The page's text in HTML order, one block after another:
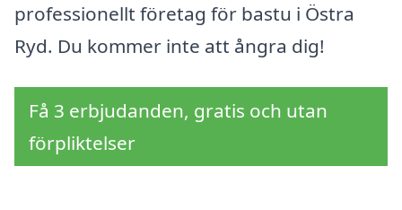
professionellt företag för bastu i Östra
Ryd. Du kommer inte att ångra dig!
Få 3 erbjudanden, gratis och utan
förpliktelser